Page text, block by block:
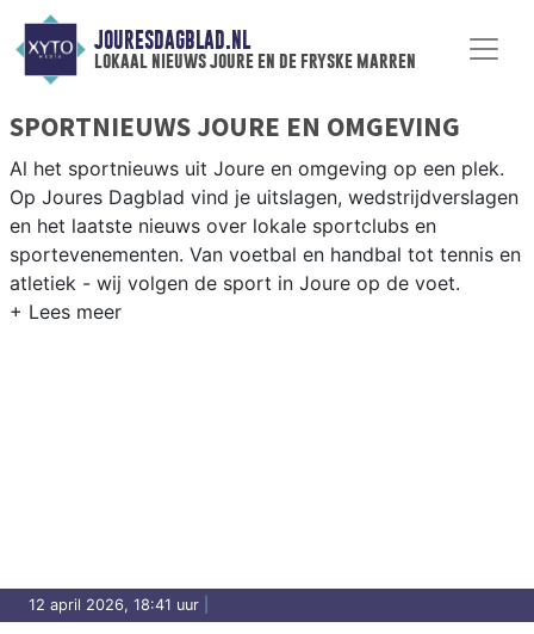
JOURESDAGBLAD.NL
lokaal nieuws joure en de fryske marren
SPORTNIEUWS JOURE EN OMGEVING
Al het sportnieuws uit Joure en omgeving op een plek.
Op Joures Dagblad vind je uitslagen, wedstrijdverslagen
en het laatste nieuws over lokale sportclubs en
sportevenementen. Van voetbal en handbal tot tennis en
atletiek - wij volgen de sport in Joure op de voet.
12 april 2026, 18:41 uur